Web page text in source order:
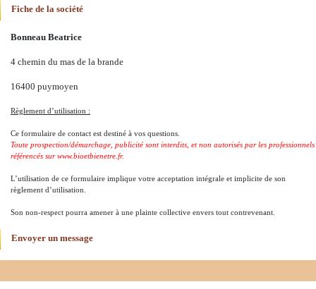
Fiche de la société
Bonneau Beatrice
4 chemin du mas de la brande
16400 puymoyen
Règlement d’utilisation :
Ce formulaire de contact est destiné à vos questions.
Toute prospection/démarchage, publicité sont interdits, et non autorisés par les professionnels
référencés sur www.bioetbienetre.fr.
L’utilisation de ce formulaire implique votre acceptation intégrale et implicite de son
règlement d’utilisation.
Son non-respect pourra amener à une plainte collective envers tout contrevenant.
Envoyer un message